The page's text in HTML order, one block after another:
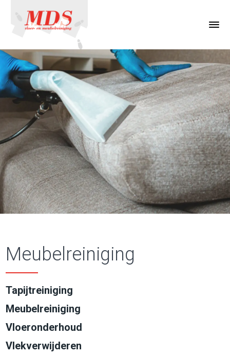
Meubelreiniging
Tapijtreiniging
Meubelreiniging
Vloeronderhoud
Vlekverwijderen